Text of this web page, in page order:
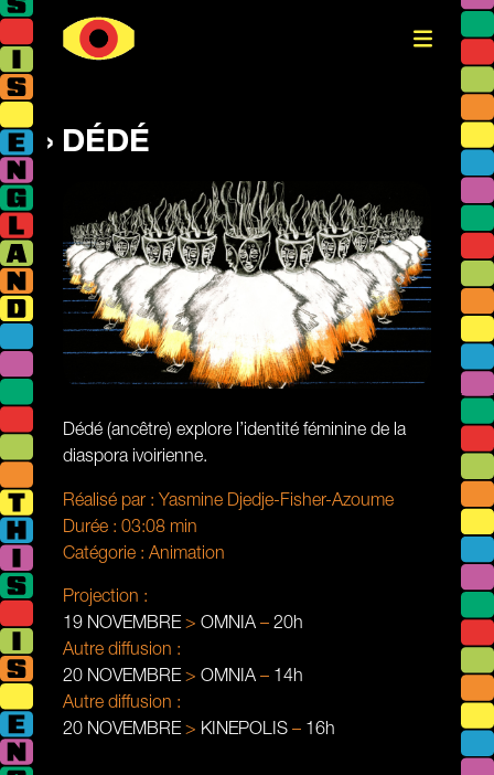
DÉDÉ
Dédé (ancêtre) explore l’identité féminine de la
diaspora ivoirienne.
Réalisé par : Yasmine Djedje-Fisher-Azoume
Durée : 03:08 min
Catégorie : Animation
Projection :
19 NOVEMBRE > OMNIA – 20h
Autre diffusion :
20 NOVEMBRE > OMNIA – 14h
Autre diffusion :
20 NOVEMBRE > KINEPOLIS – 16h